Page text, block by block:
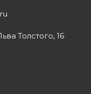
Толстого, 16